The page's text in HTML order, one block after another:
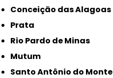
Conceição das Alagoas
Prata
Rio Pardo de Minas
Mutum
Santo Antônio do Monte